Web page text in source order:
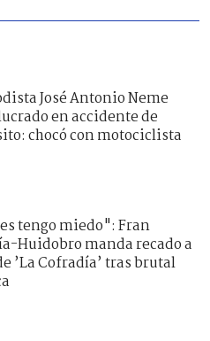
José Antonio Neme
en accidente de
chocó con motociclista
tengo miedo": Fran
Huidobro manda recado a
’La Cofradía’ tras brutal